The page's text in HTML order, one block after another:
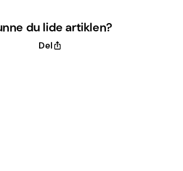
du lide artiklen?
Del